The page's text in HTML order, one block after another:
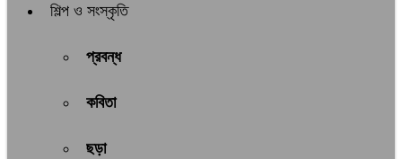
শিল্প ও সংস্কৃতি
প্রবন্ধ
কবিতা
ছড়া